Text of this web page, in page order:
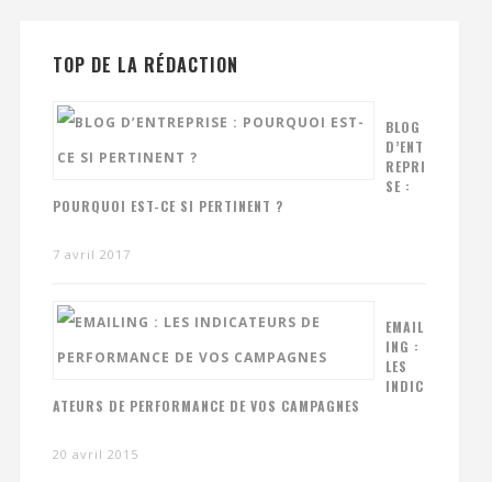
TOP DE LA RÉDACTION
BLOG
D’ENT
REPRI
SE :
POURQUOI EST-CE SI PERTINENT ?
7 avril 2017
EMAIL
ING :
LES
INDIC
ATEURS DE PERFORMANCE DE VOS CAMPAGNES
20 avril 2015